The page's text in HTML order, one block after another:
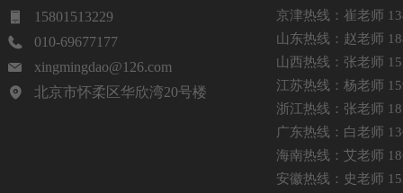
15801513229
010-69677177
xingmingdao@126.com
北京市怀柔区华欣湾20号楼
京津热线：崔老师
山东热线：赵老师
山西热线：张老师
江苏热线：杨老师
浙江热线：张老师
广东热线：白老师
海南热线：艾老师
安徽热线：史老师